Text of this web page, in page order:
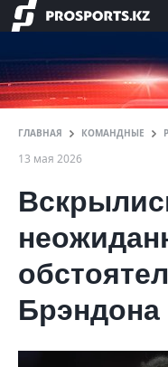
ГЛАВНАЯ КОМАНДНЫЕ
13 мая 2026
Брэндона